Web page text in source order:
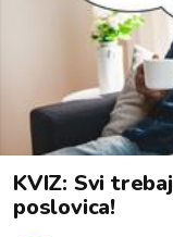
KVIZ: Svi
poslovica!